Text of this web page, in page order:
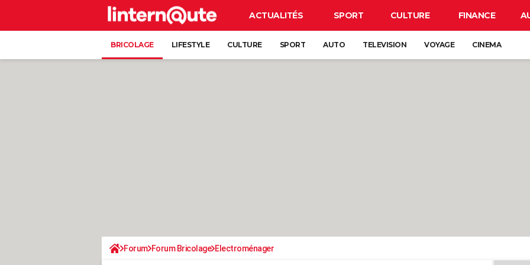
ACTUALITÉS SPORT CULTURE FINANCE
BRICOLAGE LIFESTYLE CULTURE SPORT AUTO TELEVISION VOYAGE CINEMA
Forum Forum Bricolage Electroménager